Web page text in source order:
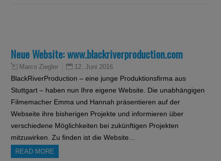
Neue Website: www.blackriverproduction.com
Marco Ziegler 12. Juni 2016
BlackRiverProduction – eine junge Produktionsfirma aus
Stuttgart – haben nun Ihre eigene Website. Die unabhängigen
Filmemacher Emma und Hannah präsentieren auf der
Webseite ihre bisherigen Projekte und informieren über
verschiedene Möglichkeiten bei zukünftigen Projekten
mitzuwirken. Zu finden ist die Website…
READ MORE